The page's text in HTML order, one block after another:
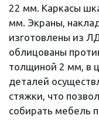
22 мм. Каркасы
мм. Экраны,
изготовлены из
облицованы
толщиной 2 мм, в
деталей
стяжки, что
собирать мебель